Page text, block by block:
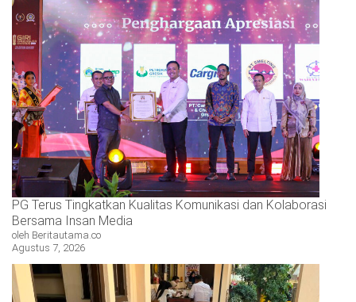
PG Terus Tingkatkan Kualitas Komunikasi dan Kolaborasi
Bersama Insan Media
oleh Beritautama.co
Agustus 7, 2026